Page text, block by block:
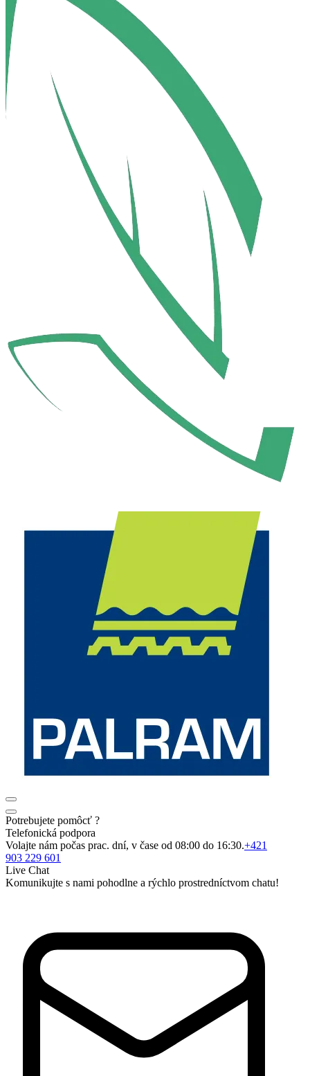
Potrebujete pomôcť ?
Telefonická podpora
Volajte nám počas prac. dní, v čase od 08:00 do 16:30.+421
903 229 601
Live Chat
Komunikujte s nami pohodlne a rýchlo prostredníctvom chatu!